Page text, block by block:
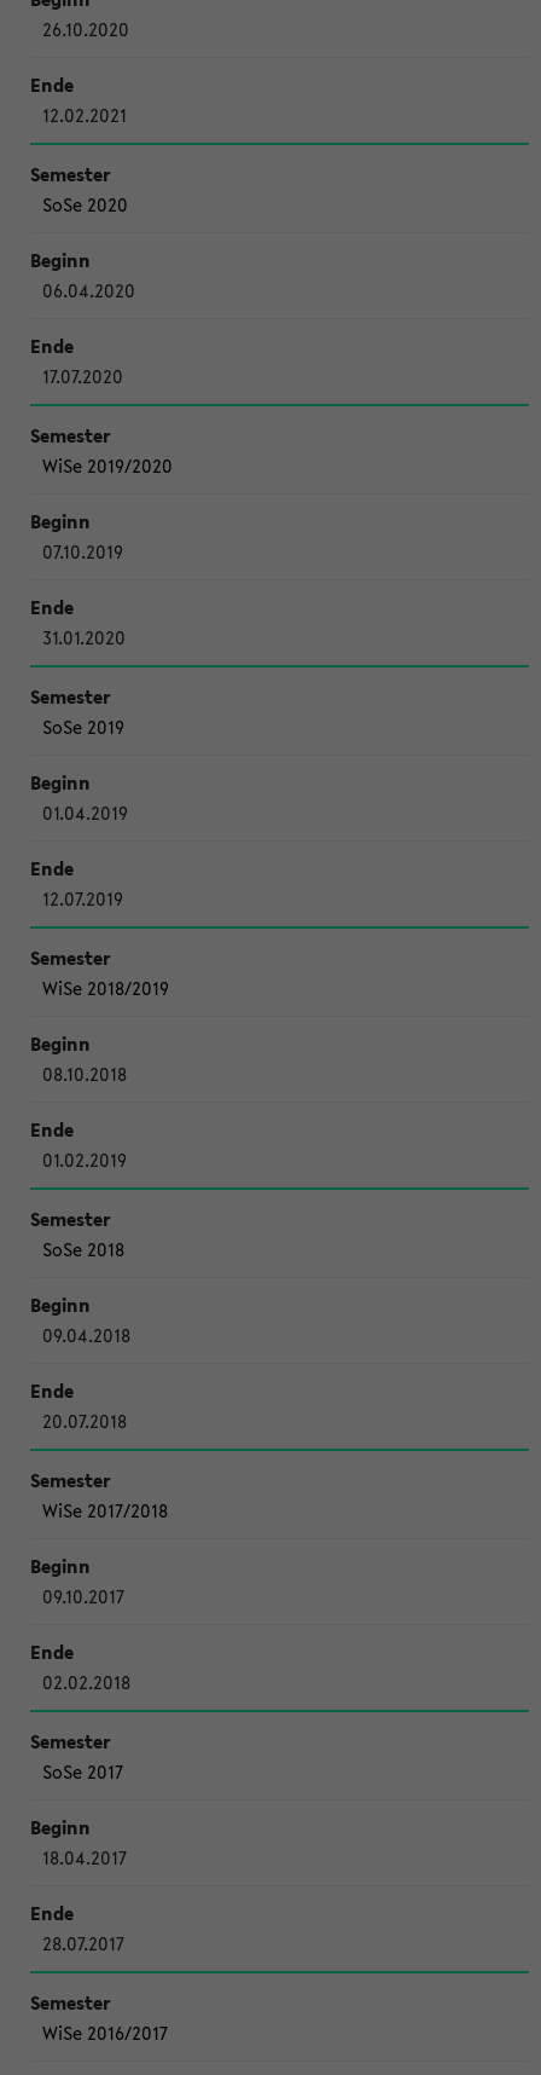
26.10.2020
12.02.2021
SoSe 2020
06.04.2020
17.07.2020
WiSe 2019/2020
07.10.2019
31.01.2020
SoSe 2019
01.04.2019
12.07.2019
WiSe 2018/2019
08.10.2018
01.02.2019
SoSe 2018
09.04.2018
20.07.2018
WiSe 2017/2018
09.10.2017
02.02.2018
SoSe 2017
18.04.2017
28.07.2017
WiSe 2016/2017